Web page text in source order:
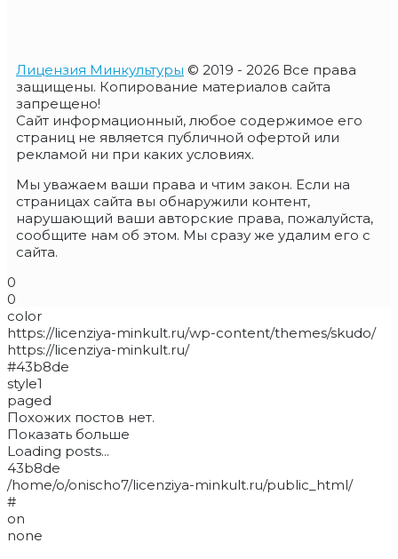
Лицензия Минкультуры © 2019 - 2026 Все права
защищены. Копирование материалов сайта
запрещено!
Сайт информационный, любое содержимое его
страниц не является публичной офертой или
рекламой ни при каких условиях.
Мы уважаем ваши права и чтим закон. Если на
страницах сайта вы обнаружили контент,
нарушающий ваши авторские права, пожалуйста,
сообщите нам об этом. Мы сразу же удалим его с
сайта.
0
0
color
https://licenziya-minkult.ru/wp-content/themes/skudo/
https://licenziya-minkult.ru/
#43b8de
style1
paged
Похожих постов нет.
Показать больше
Loading posts...
43b8de
/home/o/onischo7/licenziya-minkult.ru/public_html/
#
on
none